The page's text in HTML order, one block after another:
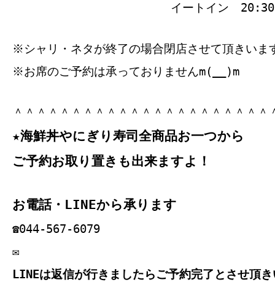
イートイン 20:30
※シャリ・ネタが終了の場合閉店させて頂きいま
※お席のご予約は承っておりませんm(__)m
＾＾＾＾＾＾＾＾＾＾＾＾＾＾＾＾＾＾＾＾＾
★海鮮丼やにぎり寿司全商品お一つから
ご予約お取り置きも出来ますよ！
お電話・LINEから承ります
☎044‐567‐6079
✉
LINEは返信が行きましたらご予約完了とさせ頂